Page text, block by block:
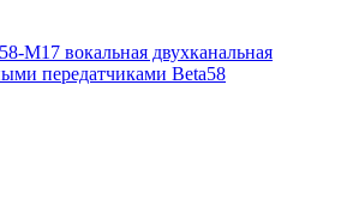
M17 вокальная двухканальная
передатчиками Beta58